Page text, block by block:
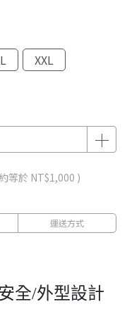
XXL
等於 NT$1,000 )
運送方式
全/外型設計